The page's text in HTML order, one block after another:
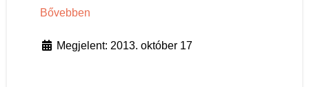
Bővebben
Megjelent: 2013. október 17